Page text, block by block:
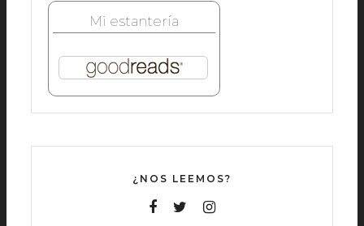
Mi estantería
¿NOS LEEMOS?